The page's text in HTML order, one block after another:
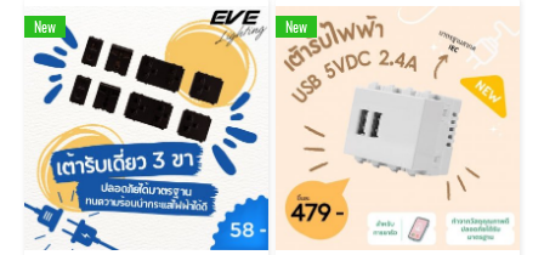
New New